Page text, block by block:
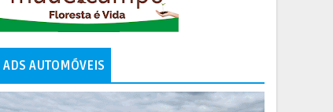
ADS AUTOMÓVEIS